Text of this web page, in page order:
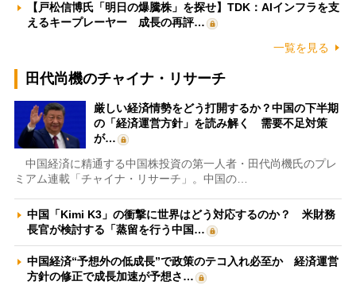
【戸松信博氏「明日の爆騰株」を探せ】TDK：AIインフラを支
えるキープレーヤー 成長の再評…
一覧を見る
田代尚機のチャイナ・リサーチ
厳しい経済情勢をどう打開するか？中国の下半期
の「経済運営方針」を読み解く 需要不足対策
が…
中国経済に精通する中国株投資の第一人者・田代尚機氏のプレ
ミアム連載「チャイナ・リサーチ」。中国の…
中国「Kimi K3」の衝撃に世界はどう対応するのか？ 米財務
長官が検討する「蒸留を行う中国…
中国経済“予想外の低成長”で政策のテコ入れ必至か 経済運営
方針の修正で成長加速が予想さ…